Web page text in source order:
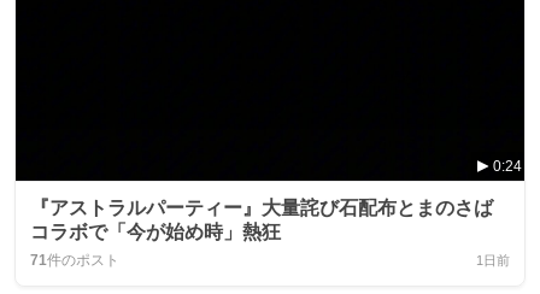
0:24
『アストラルパーティー』大量詫び石配布とまのさば
コラボで「今が始め時」熱狂
71件のポスト 1日前